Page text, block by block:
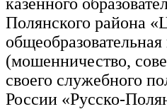
Полянского района
(мошенничество,
своего служебного
России «Русско-